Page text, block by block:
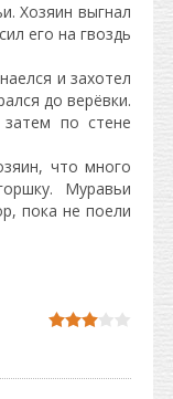
Хозяин выгнал
его на гвоздь
и захотел
до верёвки.
по стене
что много
Муравьи
пока не поели